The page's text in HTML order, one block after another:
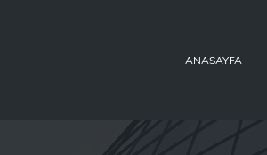
ANASAYFA